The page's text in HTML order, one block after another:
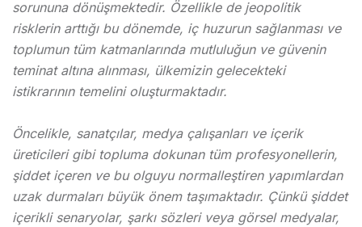
sorununa dönüşmektedir. Özellikle de jeopolitik
risklerin arttığı bu dönemde, iç huzurun sağlanması ve
toplumun tüm katmanlarında mutluluğun ve güvenin
teminat altına alınması, ülkemizin gelecekteki
istikrarının temelini oluşturmaktadır.
Öncelikle, sanatçılar, medya çalışanları ve içerik
üreticileri gibi topluma dokunan tüm profesyonellerin,
şiddet içeren ve bu olguyu normalleştiren yapımlardan
uzak durmaları büyük önem taşımaktadır. Çünkü şiddet
içerikli senaryolar, şarkı sözleri veya görsel medyalar,